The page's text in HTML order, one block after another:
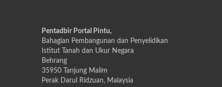
Pentadbir Portal Pintu,
Bahagian Pembangunan dan Penyelidikan
Istitut Tanah dan Ukur Negara
Behrang
35950 Tanjung Malim
Perak Darul Ridzuan, Malaysia